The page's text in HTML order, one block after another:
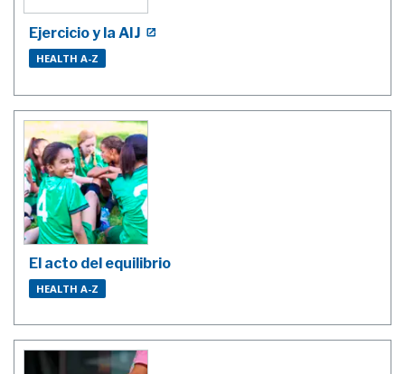
Ejercicio y la AIJ
HEALTH A-Z
El acto del equilibrio
HEALTH A-Z